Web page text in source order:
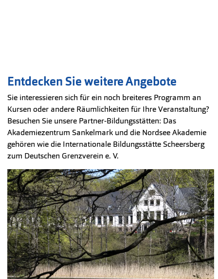
Entdecken Sie weitere Angebote
Sie interessieren sich für ein noch breiteres Programm an
Kursen oder andere Räumlichkeiten für Ihre Veranstaltung?
Besuchen Sie unsere Partner-Bildungsstätten: Das
Akademiezentrum Sankelmark und die Nordsee Akademie
gehören wie die Internationale Bildungsstätte Scheersberg
zum Deutschen Grenzverein e. V.